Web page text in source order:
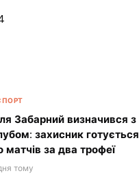
Забарний визначився з
захисник готується
матчів за два трофеї
тому